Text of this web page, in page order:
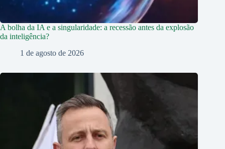
A bolha da IA e a singularidade: a recessão antes da explosão
da inteligência?
1 de agosto de 2026